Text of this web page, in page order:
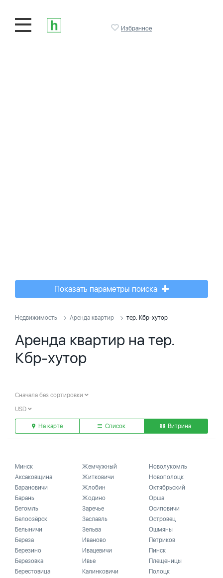
Избранное
Показать параметры поиска
Недвижимость Аренда квартир тер. Кбр-хутор
Аренда квартир на тер.
Кбр-хутор
Сначала без сортировки
USD
На карте Список Витрина
Минск
Аксаковщина
Барановичи
Барань
Бегомль
Белоозёрск
Белыничи
Береза
Березино
Березовка
Берестовица
Жемчужный
Житковичи
Жлобин
Жодино
Заречье
Заславль
Зельва
Иваново
Ивацевичи
Ивье
Калинковичи
Новолукомль
Новополоцк
Октябрьский
Орша
Осиповичи
Островец
Ошмяны
Петриков
Пинск
Плещеницы
Полоцк